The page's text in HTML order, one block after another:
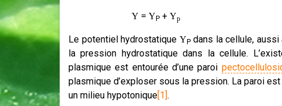
Y = Y P + Yp
Le potentiel hydrostatique Y Pdans la cellule, aussi
la pression hydrostatique dans la cellule.
plasmique est entourée d’une paroi
plasmique d’exploser sous la pression. La paroi
un milieu hypotonique[1].